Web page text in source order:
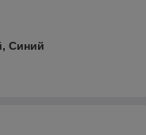
Синий